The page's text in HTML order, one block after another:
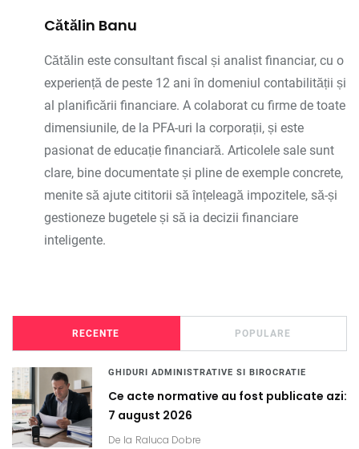
Cătălin Banu
Cătălin este consultant fiscal și analist financiar, cu o
experiență de peste 12 ani în domeniul contabilității și
al planificării financiare. A colaborat cu firme de toate
dimensiunile, de la PFA-uri la corporații, și este
pasionat de educație financiară. Articolele sale sunt
clare, bine documentate și pline de exemple concrete,
menite să ajute cititorii să înțeleagă impozitele, să-și
gestioneze bugetele și să ia decizii financiare
inteligente.
RECENTE POPULARE
GHIDURI ADMINISTRATIVE SI BIROCRATIE
Ce acte normative au fost publicate azi:
7 august 2026
De la Raluca Dobre